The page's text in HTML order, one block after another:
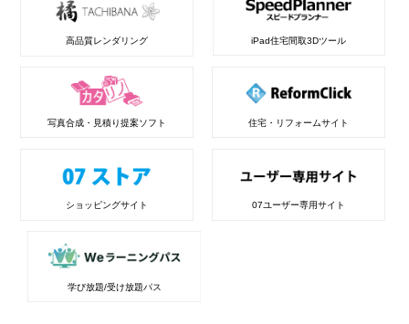
高品質レンダリング iPad住宅間取3Dツール
写真合成・見積り提案ソフト 住宅・リフォームサイト
ショッピングサイト 07ユーザー専用サイト
学び放題/受け放題パス